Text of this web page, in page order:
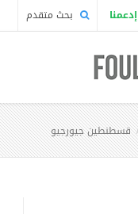
إدعمنا بحث متقدم
قسطنطين جيورجيو